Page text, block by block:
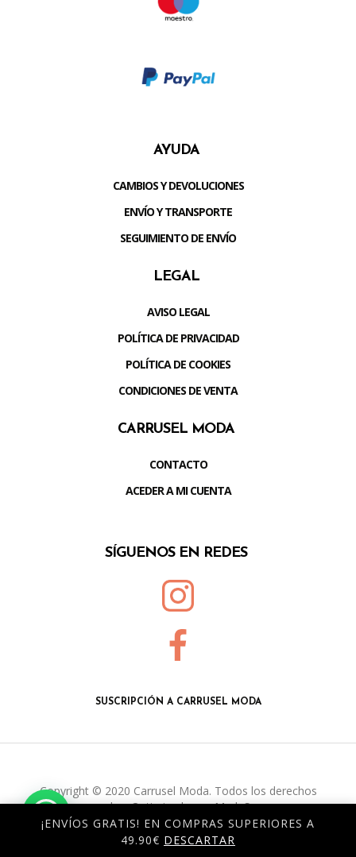
¡ENVÍOS GRATIS! EN COMPRAS SUPERIORES A
49.90€ DESCARTAR
AYUDA
CAMBIOS Y DEVOLUCIONES
ENVÍO Y TRANSPORTE
SEGUIMIENTO DE ENVÍO
LEGAL
AVISO LEGAL
POLÍTICA DE PRIVACIDAD
POLÍTICA DE COOKIES
CONDICIONES DE VENTA
CARRUSEL MODA
CONTACTO
ACEDER A MI CUENTA
SÍGUENOS EN REDES
SUSCRIPCIÓN A CARRUSEL MODA
Copyright © 2020 Carrusel Moda. Todos los derechos
reservados. Optimizado porMark Sonoma